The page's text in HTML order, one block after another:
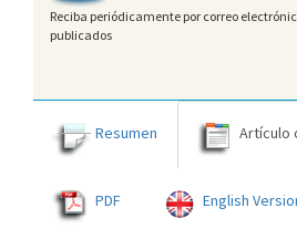
Reciba periódicamente por correo
publicados
Resumen Artículo
PDF English